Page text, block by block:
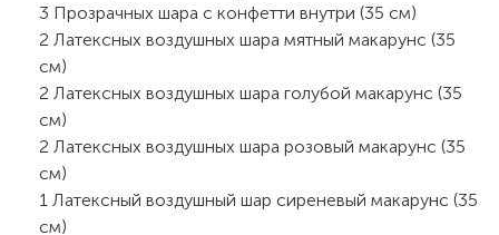
3 Прозрачных шара с конфетти внутри (35 см)
2 Латексных воздушных шара мятный макарунс (35
см)
2 Латексных воздушных шара голубой макарунс (35
см)
2 Латексных воздушных шара розовый макарунс (35
см)
1 Латексный воздушный шар сиреневый макарунс (35
см)